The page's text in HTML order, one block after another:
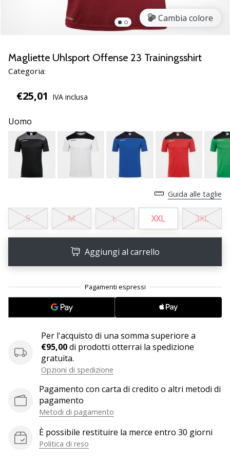
ambassador
Weplayvolleyball
un
fanatico
della
come
Unisciti
noi
come
marchio
Ambassador.
11. 8. 2022
•
Weplayvolleyball
Hai
personale,
blog,
gestisci
Facebook
o
online?
Cambia colore
Magliette Uhlsport Offense 23 Trainingsshirt
Categoria:
€25,01 IVA inclusa
Uomo
Guida alle taglie
S M L XXL 3XL
Aggiungi al carrello
Per l'acquisto di una somma superiore a
€95,00di prodotti otterrai la spedizione
gratuita.
Opzioni di spedizione
Pagamento con carta di credito o altri metodi di
pagamento
Metodi di pagamento
È possibile restituire la merce entro 30 giorni
Politica di reso